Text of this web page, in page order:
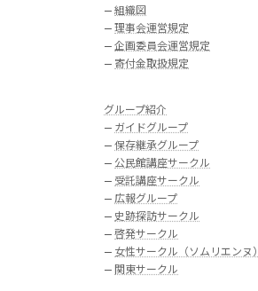
— 組織図
— 理事会運営規定
— 企画委員会運営規定
— 寄付金取扱規定
グループ紹介
— ガイドグループ
— 保存継承グループ
— 公民館講座サークル
— 受託講座サークル
— 広報グループ
— 史跡探訪サークル
— 啓発サークル
— 女性サークル（ソムリエンヌ）
— 関東サークル